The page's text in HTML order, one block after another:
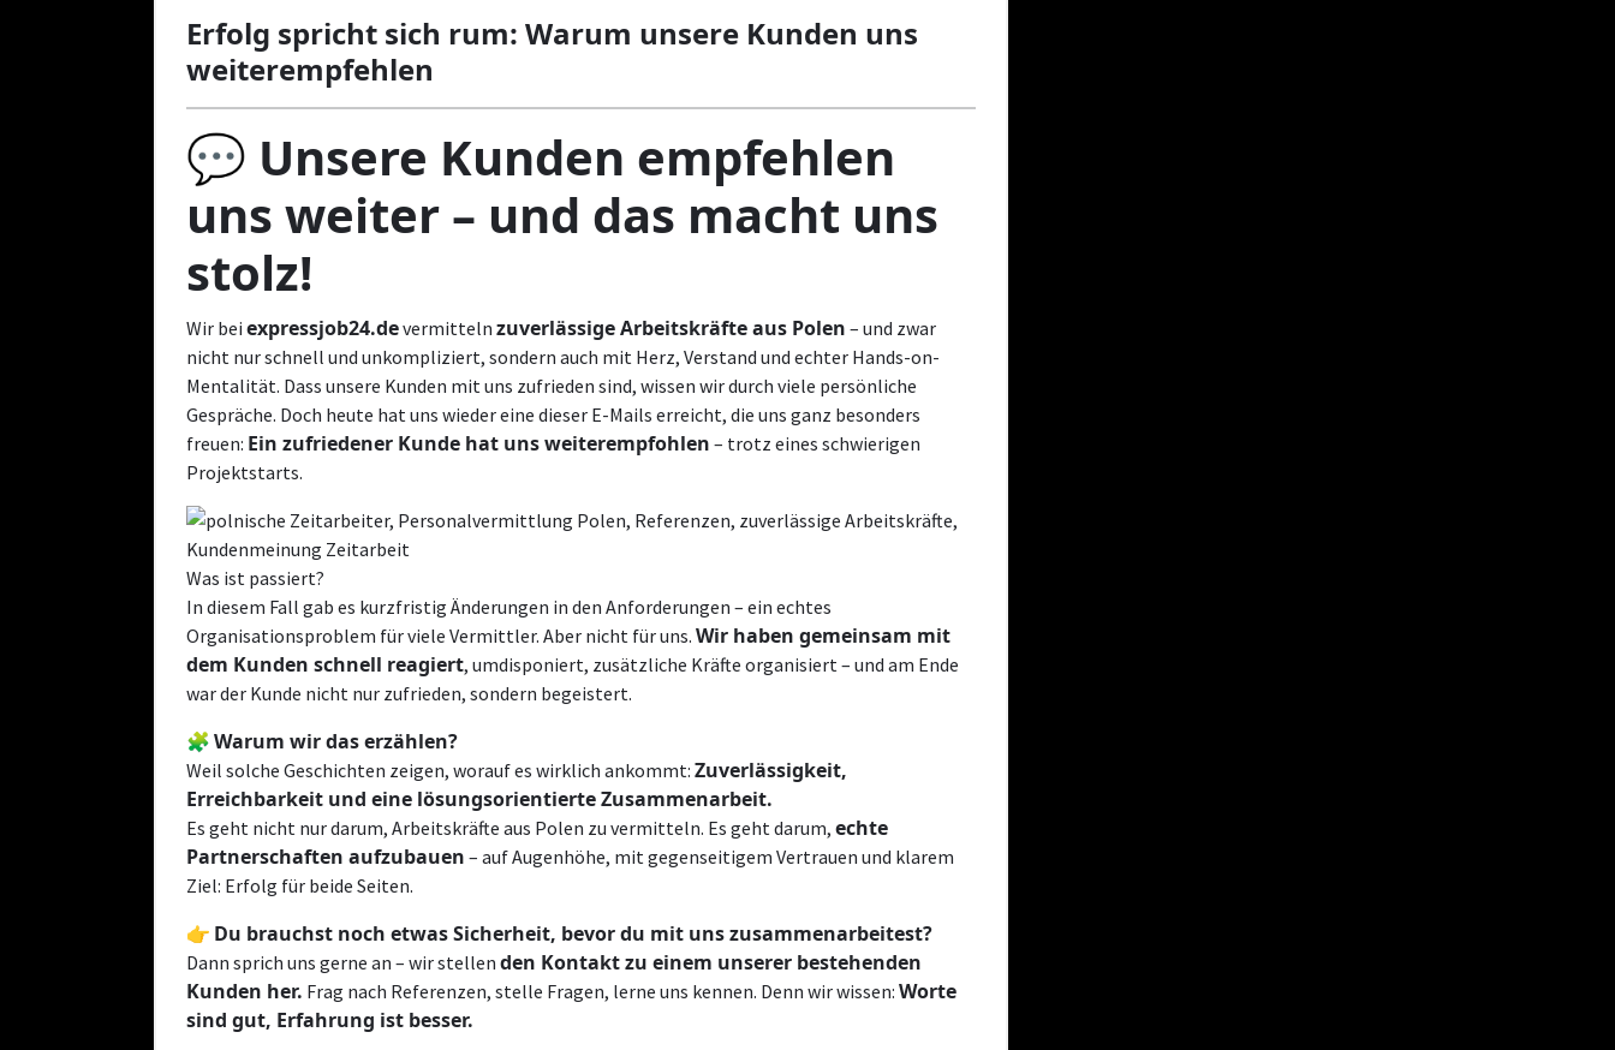
Erfolg spricht sich rum: Warum unsere Kunden uns
weiterempfehlen
💬 Unsere Kunden empfehlen
uns weiter – und das macht uns
stolz!
Wir bei expressjob24.devermitteln zuverlässige Arbeitskräfte aus Polen – und zwar
nicht nur schnell und unkompliziert, sondern auch mit Herz, Verstand und echter Hands-on-
Mentalität. Dass unsere Kunden mit uns zufrieden sind, wissen wir durch viele persönliche
Gespräche. Doch heute hat uns wieder eine dieser E-Mails erreicht, die uns ganz besonders
freuen: Ein zufriedener Kunde hat uns weiterempfohlen – trotz eines schwierigen
Projektstarts.
Was ist passiert?
In diesem Fall gab es kurzfristig Änderungen in den Anforderungen – ein echtes
Organisationsproblem für viele Vermittler. Aber nicht für uns. Wir haben gemeinsam mit
dem Kunden schnell reagiert, umdisponiert, zusätzliche Kräfte organisiert – und am Ende
war der Kunde nicht nur zufrieden, sondern begeistert.
🧩 Warum wir das erzählen?
Weil solche Geschichten zeigen, worauf es wirklich ankommt: Zuverlässigkeit,
Erreichbarkeit und eine lösungsorientierte Zusammenarbeit.
Es geht nicht nur darum, Arbeitskräfte aus Polen zu vermitteln. Es geht darum, echte
Partnerschaften aufzubauen – auf Augenhöhe, mit gegenseitigem Vertrauen und klarem
Ziel: Erfolg für beide Seiten.
👉 Du brauchst noch etwas Sicherheit, bevor du mit uns zusammenarbeitest?
Dann sprich uns gerne an – wir stellen den Kontakt zu einem unserer bestehenden
Kunden her. Frag nach Referenzen, stelle Fragen, lerne uns kennen. Denn wir wissen: Worte
sind gut, Erfahrung ist besser.